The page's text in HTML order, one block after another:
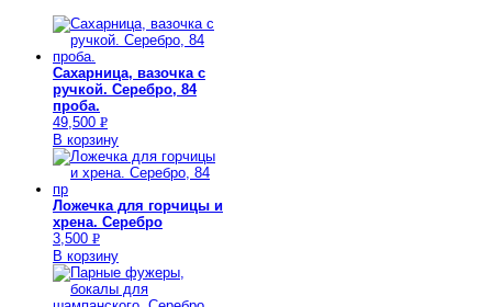
Сахарница, вазочка с
ручкой. Серебро, 84
проба.
49,500 Р
УБ.
В корзину
Ложечка для горчицы и
хрена. Серебро
3,500 Р
УБ.
В корзину